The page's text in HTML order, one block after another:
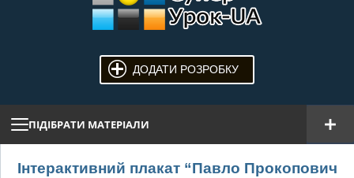
ДОДАТИ РОЗРОБКУ
ПІДІБРАТИ МАТЕРІАЛИ
Інтерактивний плакат “Павло Прокопович